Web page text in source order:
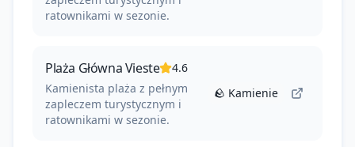
ratownikami w sezonie.
Plaża Główna Vieste
4.6
Kamienista plaża z pełnym
zapleczem turystycznym i
ratownikami w sezonie.
🪨 Kamienie